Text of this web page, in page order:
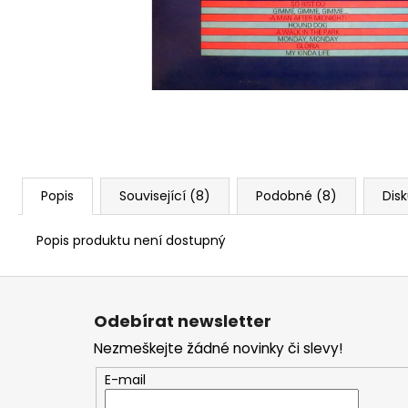
Popis Související (8) Podobné (8)
Popis produktu není dostupný
Z
Odebírat newsletter
Nezmeškejte žádné novinky či slevy!
E-mail